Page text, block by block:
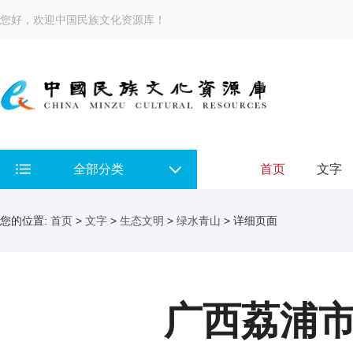
您好，欢迎中国民族文化资源库！
全部分类 首页 文字
您的位置: 首页 > 文字 > 生态文明 > 绿水青山 > 详细页面
广西荔浦